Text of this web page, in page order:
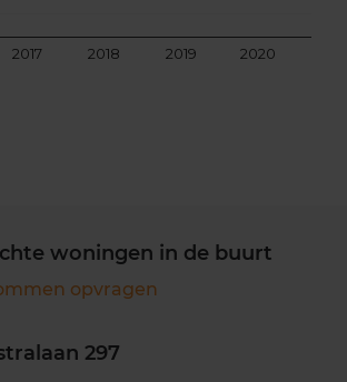
2017 2018 2019 2020
woningen in de buurt
opvragen
297